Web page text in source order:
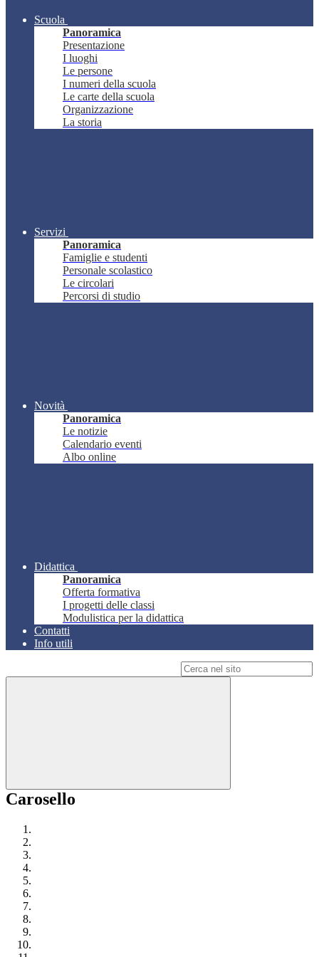
Scuola
Panoramica
Presentazione
I luoghi
Le persone
I numeri della scuola
Le carte della scuola
Organizzazione
La storia
Servizi
Panoramica
Famiglie e studenti
Personale scolastico
Le circolari
Percorsi di studio
Novità
Panoramica
Le notizie
Calendario eventi
Albo online
Didattica
Panoramica
Offerta formativa
I progetti delle classi
Modulistica per la didattica
Contatti
Info utili
Carosello